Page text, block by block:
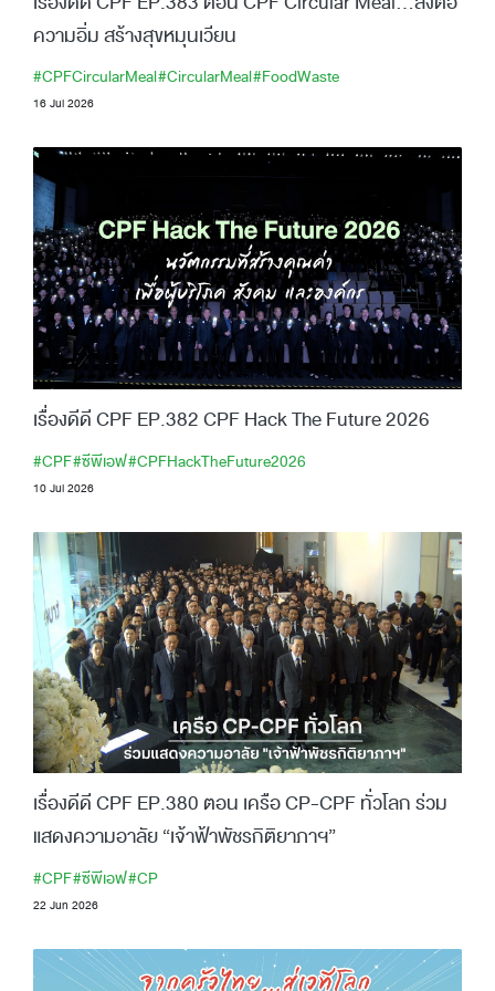
ความอิ่ม สร้างสุขหมุนเวียน
#CPFCircularMeal#CircularMeal#FoodWaste
16 Jul 2026
เรื่องดีดี CPF EP.382 CPF Hack The Future 2026
#CPF#ซีพีเอฟ#CPFHackTheFuture2026
10 Jul 2026
เรื่องดีดี CPF EP.380 ตอน เครือ CP-CPF ทั่วโลก ร่วม
แสดงความอาลัย “เจ้าฟ้าพัชรกิติยาภาฯ”
#CPF#ซีพีเอฟ#CP
22 Jun 2026